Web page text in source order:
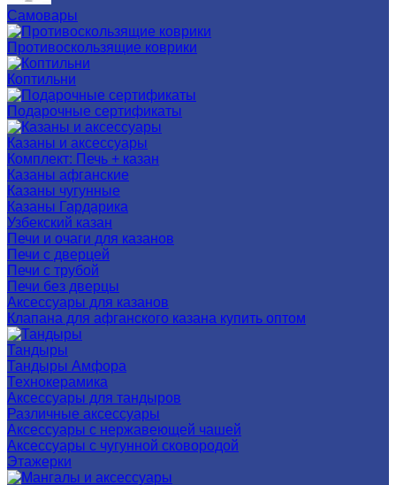
Самовары
Противоскользящие коврики
Коптильни
Подарочные сертификаты
Казаны и аксессуары
Комплект: Печь + казан
Казаны афганские
Казаны чугунные
Казаны Гардарика
Узбекский казан
Печи и очаги для казанов
Печи с дверцей
Печи с трубой
Печи без дверцы
Аксессуары для казанов
Клапана для афганского казана купить оптом
Тандыры
Тандыры Амфора
Технокерамика
Аксессуары для тандыров
Различные аксессуары
Аксессуары с нержавеющей чашей
Аксессуары с чугунной сковородой
Этажерки